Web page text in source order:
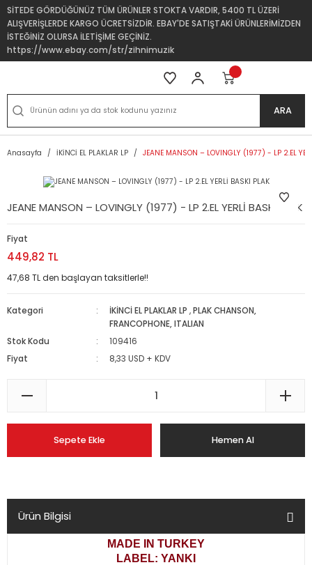
SİTEDE GÖRDÜĞÜNÜZ TÜM ÜRÜNLER STOKTA VARDIR, 5400 TL ÜZERİ
ALIŞVERİŞLERDE KARGO ÜCRETSİZDİR. EBAY'DE SATIŞTAKİ ÜRÜNLERİMİZDEN
İSTEĞİNİZ OLURSA İLETİŞİME GEÇİNİZ.
https://www.ebay.com/str/zihnimuzik
ARA
Anasayfa İKİNCİ EL PLAKLAR LP JEANE MANSON – LOVINGLY (1977) - LP 2.EL
JEANE MANSON – LOVINGLY (1977) - LP 2.EL YERLİ BASKI PLAK
Fiyat
449,82 TL
47,68 TL den başlayan taksitlerle!!
Kategori İKİNCİ EL PLAKLAR LP ,PLAK CHANSON,
FRANCOPHONE, ITALIAN
Stok Kodu
109416
Fiyat
8,33 USD + KDV
Sepete Ekle Hemen Al
Ürün Bilgisi
MADE IN TURKEY
LABEL: YANKI